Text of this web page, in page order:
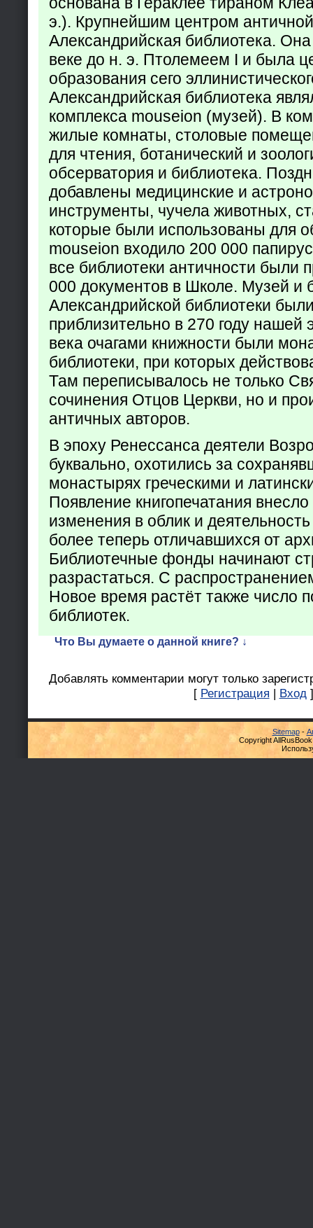
э.). Крупнейшим центром
Александрийская библиотека.
веке до н. э. Птолемеем I и была
образования сего
Александрийская библиотека
комплекса mouseion (музей). В
жилые комнаты, столовые
для чтения, ботанический и
обсерватория и библиотека.
добавлены медицинские и
инструменты, чучела животных,
которые были использованы для
mouseion входило 200 000
все библиотеки античности были
000 документов в Школе. Музей и
Александрийской библиотеки
приблизительно в 270 году
века очагами книжности были
библиотеки, при которых
Там переписывалось не только
сочинения Отцов Церкви, но и
античных авторов.
В эпоху Ренессанса деятели
буквально, охотились за
монастырях греческими и
Появление книгопечатания
изменения в облик и
более теперь отличавшихся от
Библиотечные фонды начинают
разрастаться. С
Новое время растёт также число
библиотек.
Что Вы думаете о данной книге? ↓
Добавлять комментарии могут только
[ Регистрация | Вход]
Sitemap-
Copyright